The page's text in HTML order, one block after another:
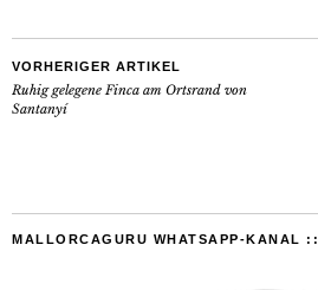
VORHERIGER ARTIKEL
Ruhig gelegene Finca am Ortsrand von
Santanyí
MALLORCAGURU WHATSAPP-KANAL ::